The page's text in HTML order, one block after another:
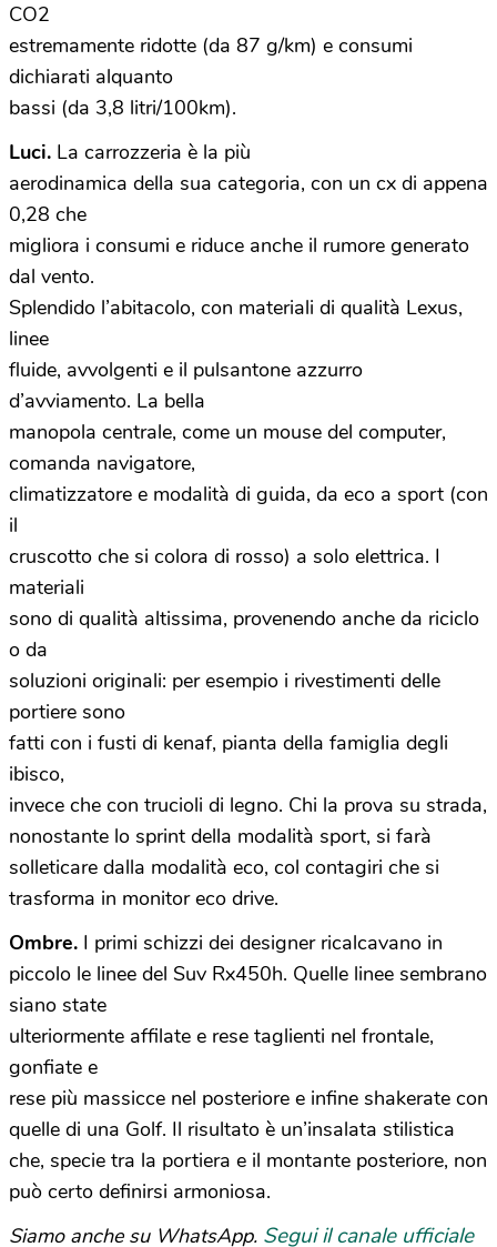
CO2
estremamente ridotte (da 87 g/km) e consumi
dichiarati alquanto
bassi (da 3,8 litri/100km).
Luci. La carrozzeria è la più
aerodinamica della sua categoria, con un cx di appena
0,28 che
migliora i consumi e riduce anche il rumore generato
dal vento.
Splendido l’abitacolo, con materiali di qualità Lexus,
linee
fluide, avvolgenti e il pulsantone azzurro
d’avviamento. La bella
manopola centrale, come un mouse del computer,
comanda navigatore,
climatizzatore e modalità di guida, da eco a sport (con
il
cruscotto che si colora di rosso) a solo elettrica. I
materiali
sono di qualità altissima, provenendo anche da riciclo
o da
soluzioni originali: per esempio i rivestimenti delle
portiere sono
fatti con i fusti di kenaf, pianta della famiglia degli
ibisco,
invece che con trucioli di legno. Chi la prova su strada,
nonostante lo sprint della modalità sport, si farà
solleticare dalla modalità eco, col contagiri che si
trasforma in monitor eco drive.
Ombre. I primi schizzi dei designer ricalcavano in
piccolo le linee del Suv Rx450h. Quelle linee sembrano
siano state
ulteriormente affilate e rese taglienti nel frontale,
gonfiate e
rese più massicce nel posteriore e infine shakerate con
quelle di una Golf. Il risultato è un’insalata stilistica
che, specie tra la portiera e il montante posteriore, non
può certo definirsi armoniosa.
Siamo anche su WhatsApp. Segui il canale ufficiale